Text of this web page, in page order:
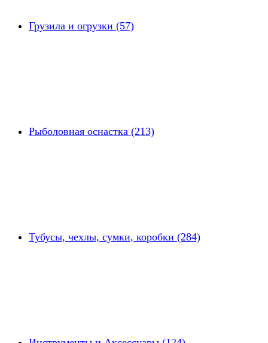
Грузила и огрузки (57)
Рыболовная оснастка (213)
Тубусы, чехлы, сумки, коробки (284)